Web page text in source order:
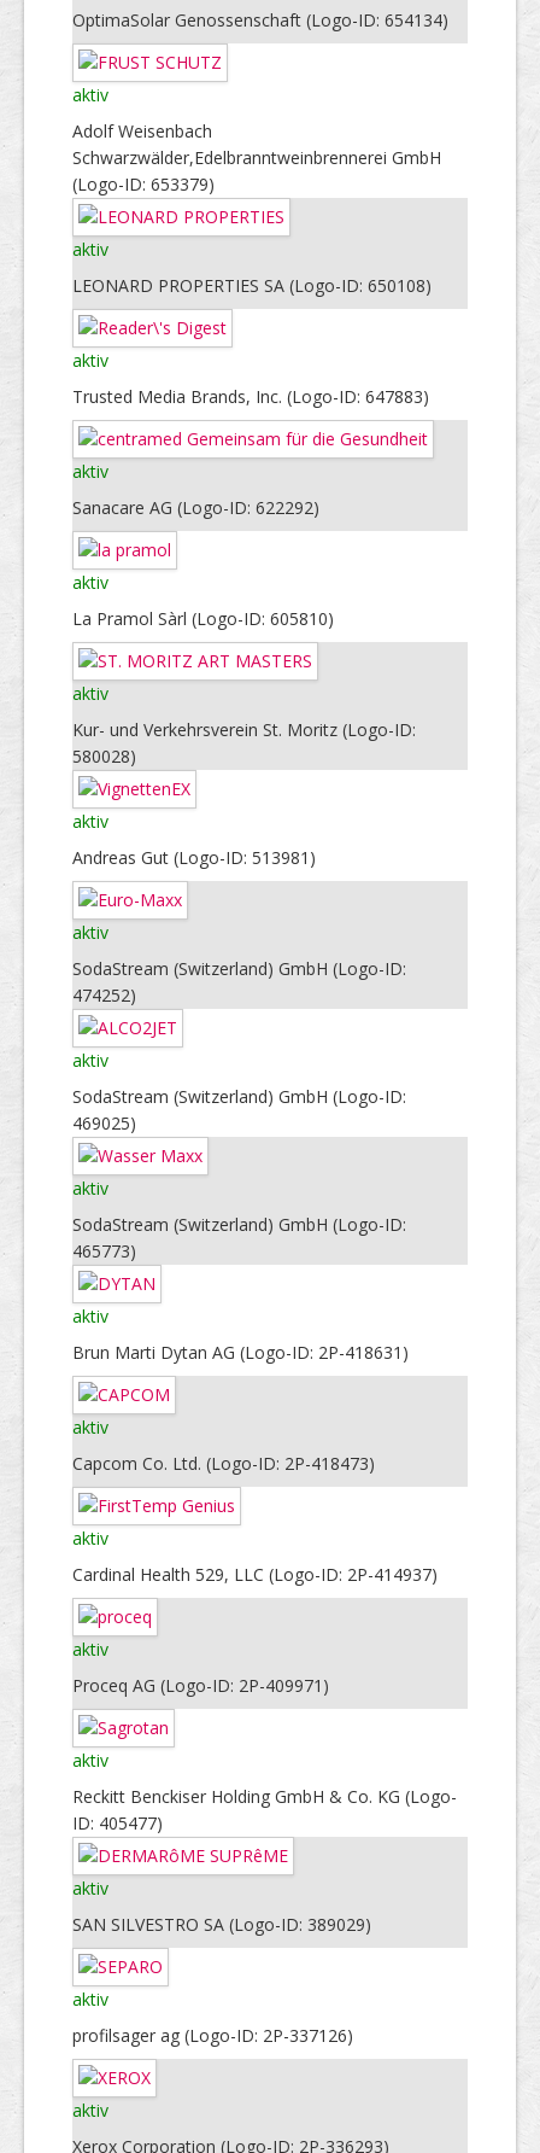
OptimaSolar Genossenschaft (Logo-ID: 654134)
aktiv
Adolf Weisenbach
Schwarzwälder,Edelbranntweinbrennerei GmbH
(Logo-ID: 653379)
aktiv
LEONARD PROPERTIES SA (Logo-ID: 650108)
aktiv
Trusted Media Brands, Inc. (Logo-ID: 647883)
aktiv
Sanacare AG (Logo-ID: 622292)
aktiv
La Pramol Sàrl (Logo-ID: 605810)
aktiv
Kur- und Verkehrsverein St. Moritz (Logo-ID:
580028)
aktiv
Andreas Gut (Logo-ID: 513981)
aktiv
SodaStream (Switzerland) GmbH (Logo-ID:
474252)
aktiv
SodaStream (Switzerland) GmbH (Logo-ID:
469025)
aktiv
SodaStream (Switzerland) GmbH (Logo-ID:
465773)
aktiv
Brun Marti Dytan AG (Logo-ID: 2P-418631)
aktiv
Capcom Co. Ltd. (Logo-ID: 2P-418473)
aktiv
Cardinal Health 529, LLC (Logo-ID: 2P-414937)
aktiv
Proceq AG (Logo-ID: 2P-409971)
aktiv
Reckitt Benckiser Holding GmbH & Co. KG (Logo-
ID: 405477)
aktiv
SAN SILVESTRO SA (Logo-ID: 389029)
aktiv
profilsager ag (Logo-ID: 2P-337126)
aktiv
Xerox Corporation (Logo-ID: 2P-336293)